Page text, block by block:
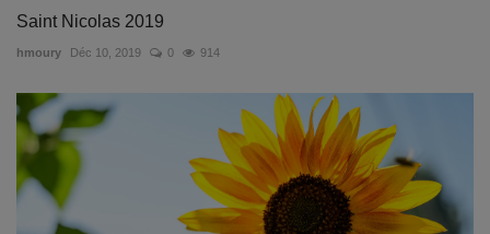
Saint Nicolas 2019
hmoury Déc 10, 2019 0 914